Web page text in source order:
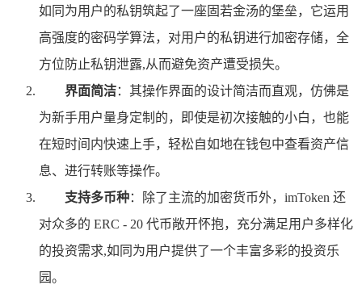
如同为用户的私钥筑起了一座固若金汤的堡垒，它运用
高强度的密码学算法，对用户的私钥进行加密存储，全
方位防止私钥泄露,从而避免资产遭受损失。
界面简洁：其操作界面的设计简洁而直观，仿佛是
为新手用户量身定制的，即使是初次接触的小白，也能
在短时间内快速上手，轻松自如地在钱包中查看资产信
息、进行转账等操作。
支持多币种：除了主流的加密货币外，imToken 还
对众多的 ERC - 20 代币敞开怀抱，充分满足用户多样化
的投资需求,如同为用户提供了一个丰富多彩的投资乐
园。